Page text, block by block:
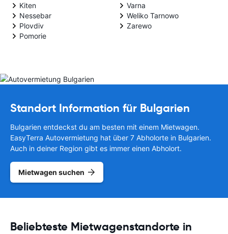
Kiten
Nessebar
Plovdiv
Pomorie
Varna
Weliko Tarnowo
Zarewo
Standort Information für Bulgarien
Bulgarien entdeckst du am besten mit einem Mietwagen.
EasyTerra Autovermietung hat über 7 Abholorte in Bulgarien.
Auch in deiner Region gibt es immer einen Abholort.
Mietwagen suchen
Beliebteste Mietwagenstandorte in